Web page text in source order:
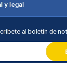
y legal
al boletín de